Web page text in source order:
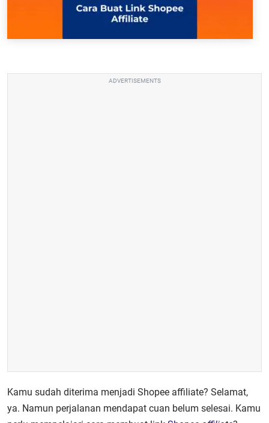
ADVERTISEMENTS
Kamu sudah diterima menjadi Shopee affiliate? Selamat,
ya. Namun perjalanan mendapat cuan belum selesai. Kamu